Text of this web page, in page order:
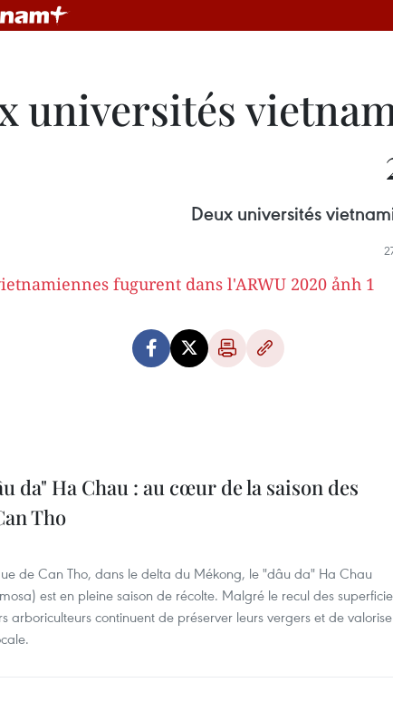
universités
Deux universités
da" Ha Chau : au cœur de la saison des
Tho
de Can Tho, dans le delta du Mékong, le "dâu da" Ha Chau
est en pleine saison de récolte. Malgré le recul des
arboriculteurs continuent de préserver leurs vergers et de